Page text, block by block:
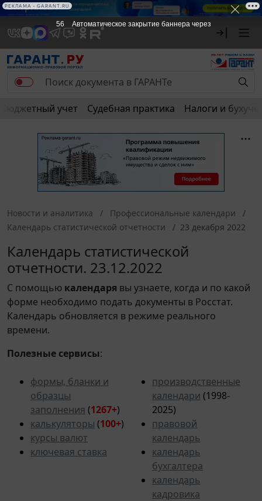
Бюджетный учет Судебная практика Налоги и
Новости и аналитика
Профессиональные календари
Календарь статистической отчетности
23 декабря 2022
Календарь статистической
отчетности. 23.12.2022
С помощью календаря вы узнаете, когда и по какой
форме необходимо подать документы в Росстат.
Календарь обновляется в режиме реального
времени.
Полезные сервисы:
формы, бланки и
образцы
заполнения (1267+)
калькуляторы (100+)
курсы валют
ключевая ставка
производственные
календари (1998-
2025)
правовой
календарь
календарь
бухгалтера
календарь
кадровика
56 Автоматическое закрытие баннера через
РЕКЛАМА • GARANT.RU